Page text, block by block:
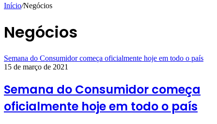
Início/Negócios
Negócios
Semana do Consumidor começa oficialmente hoje em todo o país
15 de março de 2021
Semana do Consumidor começa
oficialmente hoje em todo o país